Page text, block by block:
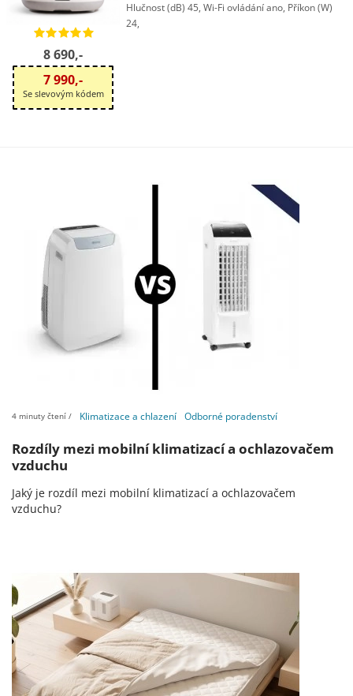
8 690,-
7 990,-
Se slevovým kódem
Hlučnost (dB) 45, Wi-Fi ovládání ano, Příkon (W)
24,
4 minuty čtení / Klimatizace a chlazení Odborné poradenství
Rozdíly mezi mobilní klimatizací a ochlazovačem
vzduchu
Jaký je rozdíl mezi mobilní klimatizací a ochlazovačem
vzduchu?